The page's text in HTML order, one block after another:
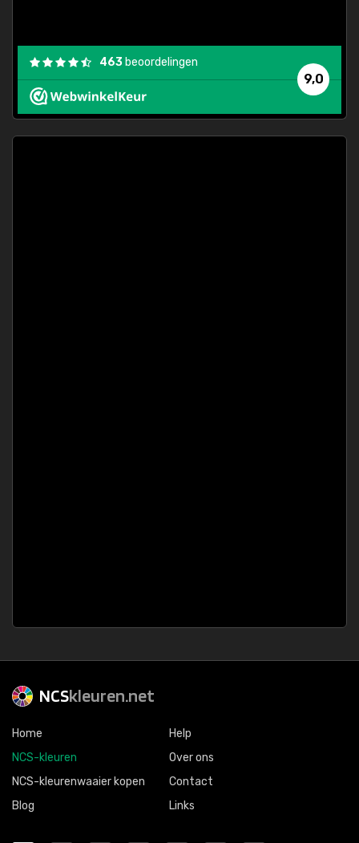
9,0
463 beoordelingen
NCSkleuren.net
Home
NCS-kleuren
NCS-kleurenwaaier kopen
Blog
Help
Over ons
Contact
Links